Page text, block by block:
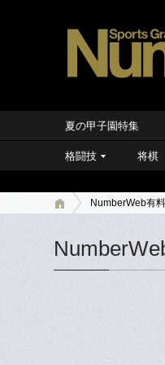
夏の甲子園特集
格闘技 将棋
NumberWeb有